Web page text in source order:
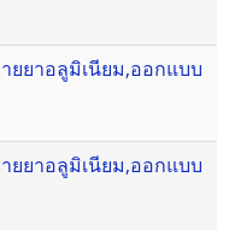
ยยาอลูมิเนียม,ออกแบบ
ยยาอลูมิเนียม,ออกแบบ